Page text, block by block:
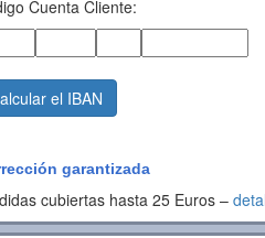
Cuenta Cliente:
el IBAN
garantizada
cubiertas hasta 25 Euros –